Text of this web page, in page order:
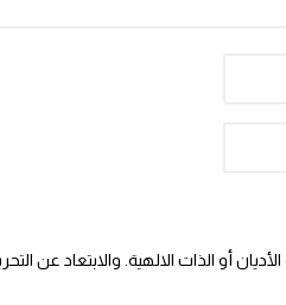
أو الذات الالهية. والابتعاد عن